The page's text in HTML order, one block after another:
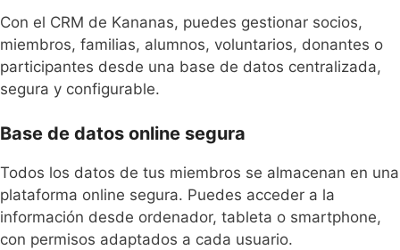
Con el CRM de Kananas, puedes gestionar socios,
miembros, familias, alumnos, voluntarios, donantes o
participantes desde una base de datos centralizada,
segura y configurable.
Base de datos online segura
Todos los datos de tus miembros se almacenan en una
plataforma online segura. Puedes acceder a la
información desde ordenador, tableta o smartphone,
con permisos adaptados a cada usuario.